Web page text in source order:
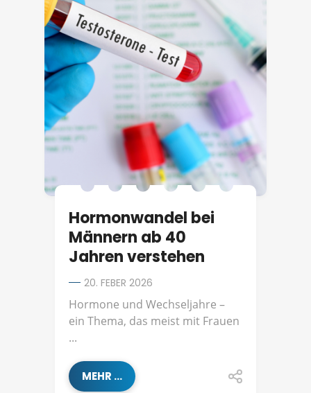
Hormonwandel bei
Männern ab 40
Jahren verstehen
20. FEBER 2026
Hormone und Wechseljahre –
ein Thema, das meist mit Frauen
...
MEHR ...